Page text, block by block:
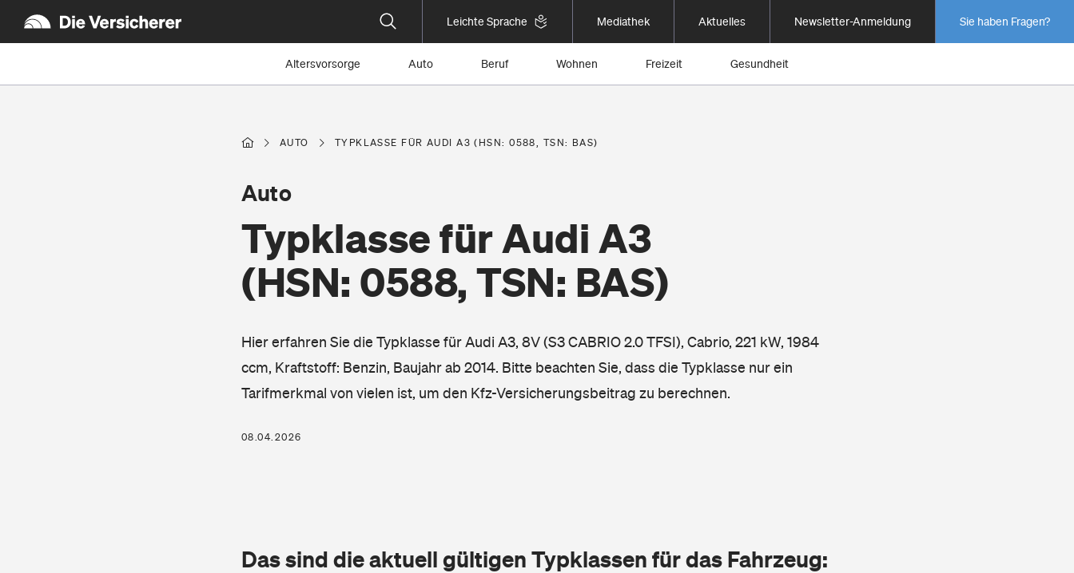
Leichte Sprache Mediathek Aktuelles Newsletter-Anmeldung Sie haben Fragen?
Altersvorsorge Auto Beruf Wohnen Freizeit Gesundheit
AUTO TYPKLASSE FÜR AUDI A3 (HSN: 0588, TSN: BAS)
Typklasse für Audi A3
(HSN: 0588, TSN: BAS)
Auto
Hier erfahren Sie die Typklasse für Audi A3, 8V (S3 CABRIO 2.0 TFSI), Cabrio, 221 kW, 1984
ccm, Kraftstoff: Benzin, Baujahr ab 2014. Bitte beachten Sie, dass die Typklasse nur ein
Tarifmerkmal von vielen ist, um den Kfz-Versicherungsbeitrag zu berechnen.
08.04.2026
Das sind die aktuell gültigen Typklassen für das Fahrzeug: